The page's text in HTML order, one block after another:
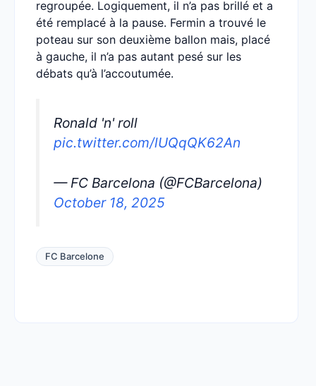
regroupée. Logiquement, il n’a pas brillé et a
été remplacé à la pause. Fermin a trouvé le
poteau sur son deuxième ballon mais, placé
à gauche, il n’a pas autant pesé sur les
débats qu’à l’accoutumée.
Ronald 'n' roll
pic.twitter.com/lUQqQK62An
— FC Barcelona (@FCBarcelona)
October 18, 2025
FC Barcelone